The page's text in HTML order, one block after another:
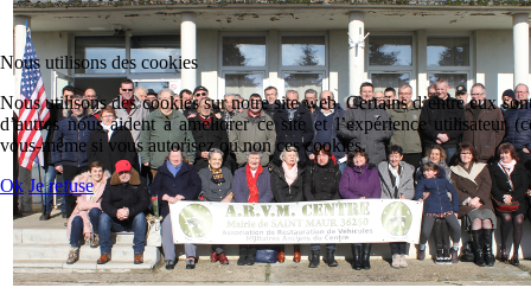
Nous utilisons des cookies
Nous utilisons des cookies sur notre site web. Certains d’entre eux
d’autres nous aident à améliorer ce site et l’expérience utilisateur
vous-même si vous autorisez ou non ces cookies.
Ok Je refuse